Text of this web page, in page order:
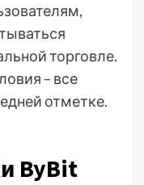
торговле.
– все
отметке.
ByBit